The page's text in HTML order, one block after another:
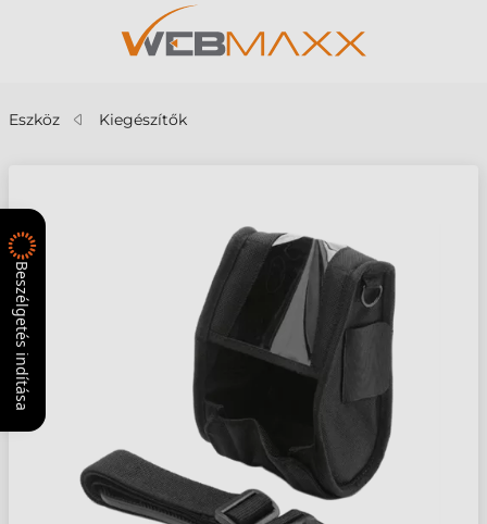
Eszköz Kiegészítők
Beszélgetés indítása